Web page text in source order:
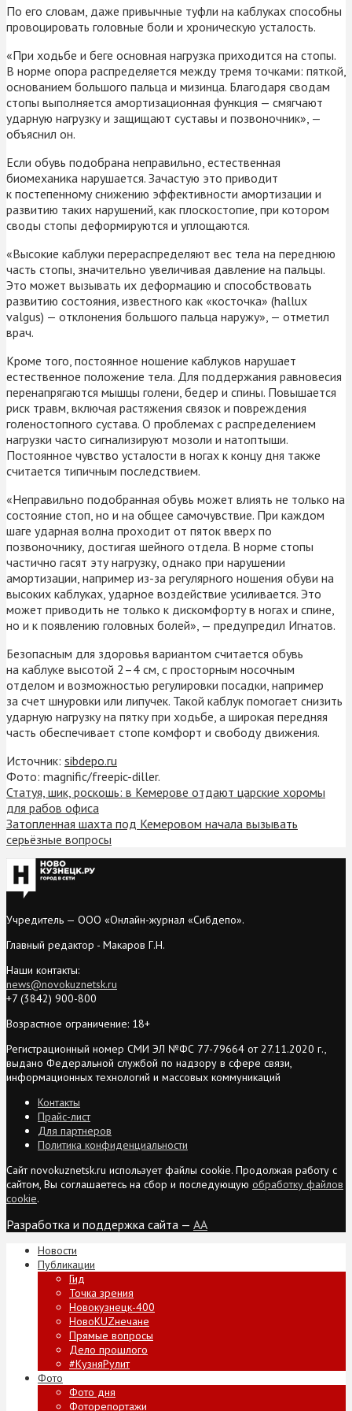
По его словам, даже привычные туфли на каблуках способны
провоцировать головные боли и хроническую усталость.
«При ходьбе и беге основная нагрузка приходится на стопы.
В норме опора распределяется между тремя точками: пяткой,
основанием большого пальца и мизинца. Благодаря сводам
стопы выполняется амортизационная функция — смягчают
ударную нагрузку и защищают суставы и позвоночник», —
объяснил он.
Если обувь подобрана неправильно, естественная
биомеханика нарушается. Зачастую это приводит
к постепенному снижению эффективности амортизации и
развитию таких нарушений, как плоскостопие, при котором
своды стопы деформируются и уплощаются.
«Высокие каблуки перераспределяют вес тела на переднюю
часть стопы, значительно увеличивая давление на пальцы.
Это может вызывать их деформацию и способствовать
развитию состояния, известного как «косточка» (hallux
valgus) — отклонения большого пальца наружу», — отметил
врач.
Кроме того, постоянное ношение каблуков нарушает
естественное положение тела. Для поддержания равновесия
перенапрягаются мышцы голени, бедер и спины. Повышается
риск травм, включая растяжения связок и повреждения
голеностопного сустава. О проблемах с распределением
нагрузки часто сигнализируют мозоли и натоптыши.
Постоянное чувство усталости в ногах к концу дня также
считается типичным последствием.
«Неправильно подобранная обувь может влиять не только на
состояние стоп, но и на общее самочувствие. При каждом
шаге ударная волна проходит от пяток вверх по
позвоночнику, достигая шейного отдела. В норме стопы
частично гасят эту нагрузку, однако при нарушении
амортизации, например из-за регулярного ношения обуви на
высоких каблуках, ударное воздействие усиливается. Это
может приводить не только к дискомфорту в ногах и спине,
но и к появлению головных болей», — предупредил Игнатов.
Безопасным для здоровья вариантом считается обувь
на каблуке высотой 2–4 см, с просторным носочным
отделом и возможностью регулировки посадки, например
за счет шнуровки или липучек. Такой каблук помогает снизить
ударную нагрузку на пятку при ходьбе, а широкая передняя
часть обеспечивает стопе комфорт и свободу движения.
Источник: sibdepo.ru
Фото: magnific/freepic-diller.
Статуя, шик, роскошь: в Кемерове отдают царские хоромы
для рабов офиса
Затопленная шахта под Кемеровом начала вызывать
серьёзные вопросы
Учредитель — ООО «Онлайн-журнал «Сибдепо».
Главный редактор - Макаров Г.Н.
Наши контакты:
news@novokuznetsk.ru
+7 (3842) 900-800
Возрастное ограничение: 18+
Регистрационный номер СМИ ЭЛ №ФС 77-79664 от 27.11.2020 г.,
выдано Федеральной службой по надзору в сфере связи,
информационных технологий и массовых коммуникаций
Контакты
Прайс-лист
Для партнеров
Политика конфиденциальности
Сайт novokuznetsk.ru использует файлы cookie. Продолжая работу с
сайтом, Вы соглашаетесь на сбор и последующую обработку файлов
cookie.
Разработка и поддержка сайта — AA
Новости
Публикации
Гид
Точка зрения
Новокузнецк-400
НовоKUZнечане
Прямые вопросы
Дело прошлого
#КузняРулит
Фото
Фото дня
Фоторепортажи